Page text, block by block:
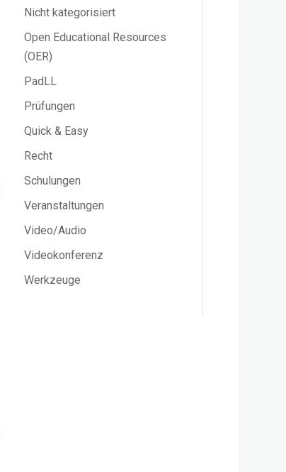
Nicht kategorisiert
Open Educational Resources
(OER)
PadLL
Prüfungen
Quick & Easy
Recht
Schulungen
Veranstaltungen
Video/Audio
Videokonferenz
Werkzeuge